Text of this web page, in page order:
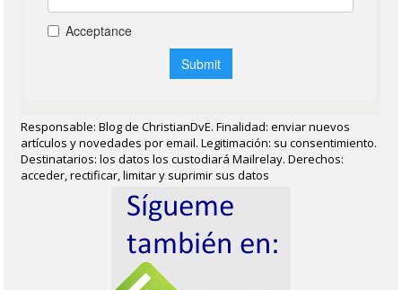
Responsable: Blog de ChristianDvE. Finalidad: enviar nuevos
artículos y novedades por email. Legitimación: su consentimiento.
Destinatarios: los datos los custodiará Mailrelay. Derechos:
acceder, rectificar, limitar y suprimir sus datos